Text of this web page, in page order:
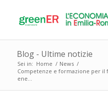
Blog - Ultime notizie
Sei in: Home / News /
Competenze e formazione per il
ene...